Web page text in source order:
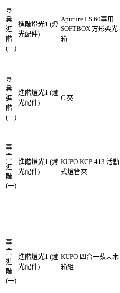
專
業
進
階
(一)
進階燈光1 (燈
光配件)
Aputure LS 60專用
SOFTBOX 方形柔光
箱
專
業
進
階
(一)
進階燈光1 (燈
光配件)
C 夾
專
業
進
階
(一)
進階燈光1 (燈
光配件)
KUPO KCP-413 活動
式燈管夾
專
業
進
階
(一)
進階燈光1 (燈
光配件)
KUPO 四合一蘋果木
箱組